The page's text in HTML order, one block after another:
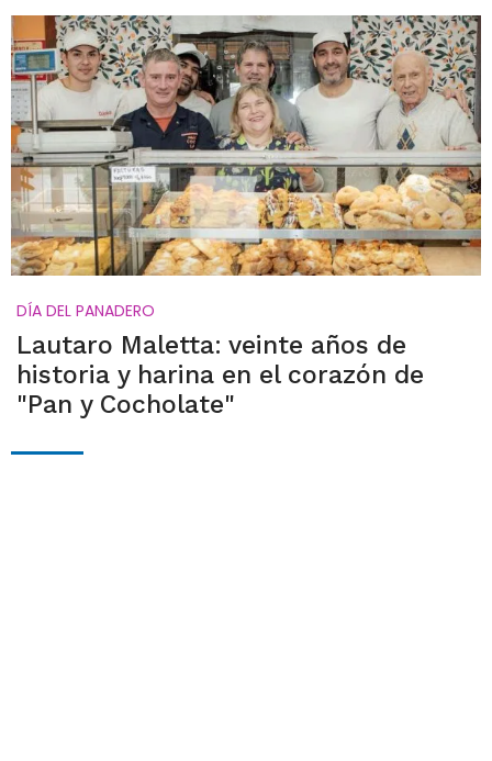
DÍA DEL PANADERO
Lautaro Maletta: veinte años de
historia y harina en el corazón de
"Pan y Cocholate"